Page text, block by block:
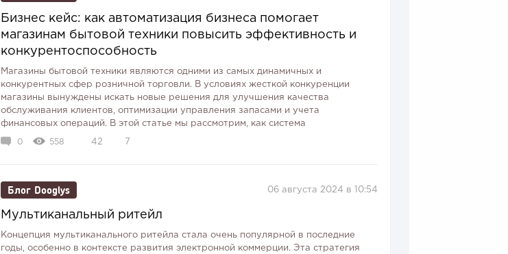
Бизнес кейс: как автоматизация бизнеса помогает
магазинам бытовой техники повысить эффективность и
конкурентоспособность
Магазины бытовой техники являются одними из самых динамичных и
конкурентных сфер розничной торговли. В условиях жесткой конкуренции
магазины вынуждены искать новые решения для улучшения качества
обслуживания клиентов, оптимизации управления запасами и учета
финансовых операций. В этой статье мы рассмотрим, как система
автоматизации Dooglys может по...
0 558 42 7
Блог Dooglys 06 августа 2024 в 10:54
Мультиканальный ритейл
Концепция мультиканального ритейла стала очень популярной в последние
годы, особенно в контексте развития электронной коммерции. Эта стратегия